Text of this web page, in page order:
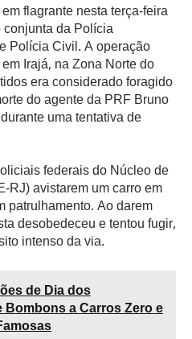
flagrante nesta terça-feira
da Polícia
Polícia Civil. A operação
Irajá, na Zona Norte do
era considerado foragido
do agente da PRF Bruno
uma tentativa de
federais do Núcleo de
RJ) avistarem um carro em
patrulhamento. Ao darem
desobedeceu e tentou fugir,
intenso da via.
de Dia dos
a Carros Zero e